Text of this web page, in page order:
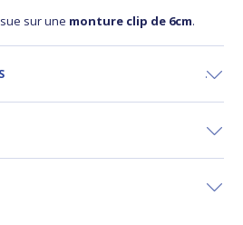
sur une monture clip de 6cm.